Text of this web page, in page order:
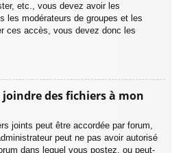
etc., vous devez avoir les
les modérateurs de groupes et les
ces accès, vous devez donc les
des fichiers à mon
joints peut être accordée par forum,
peut ne pas avoir autorisé
dans lequel vous postez, ou peut-